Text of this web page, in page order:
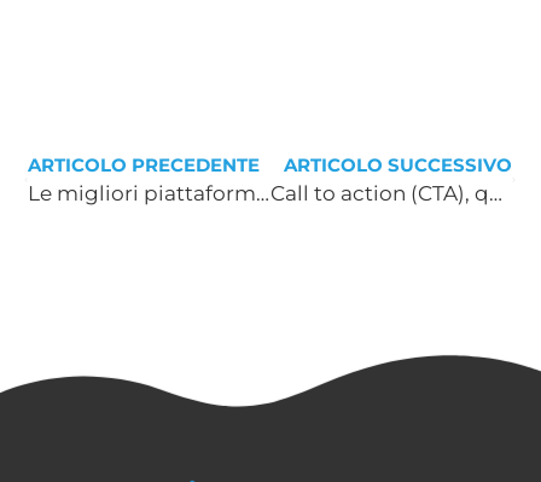
ARTICOLO PRECEDENTE
Le migliori piattaforme di Marketing Automation
ARTICOLO SUCCESSIVO
Call to action (CTA), quanto influenza l’andamento di un contenuto?